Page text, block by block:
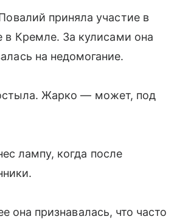
приняла участие в
в Кремле. За кулисами она
на недомогание.
Жарко — может, под
лампу, когда после
она признавалась, что часто